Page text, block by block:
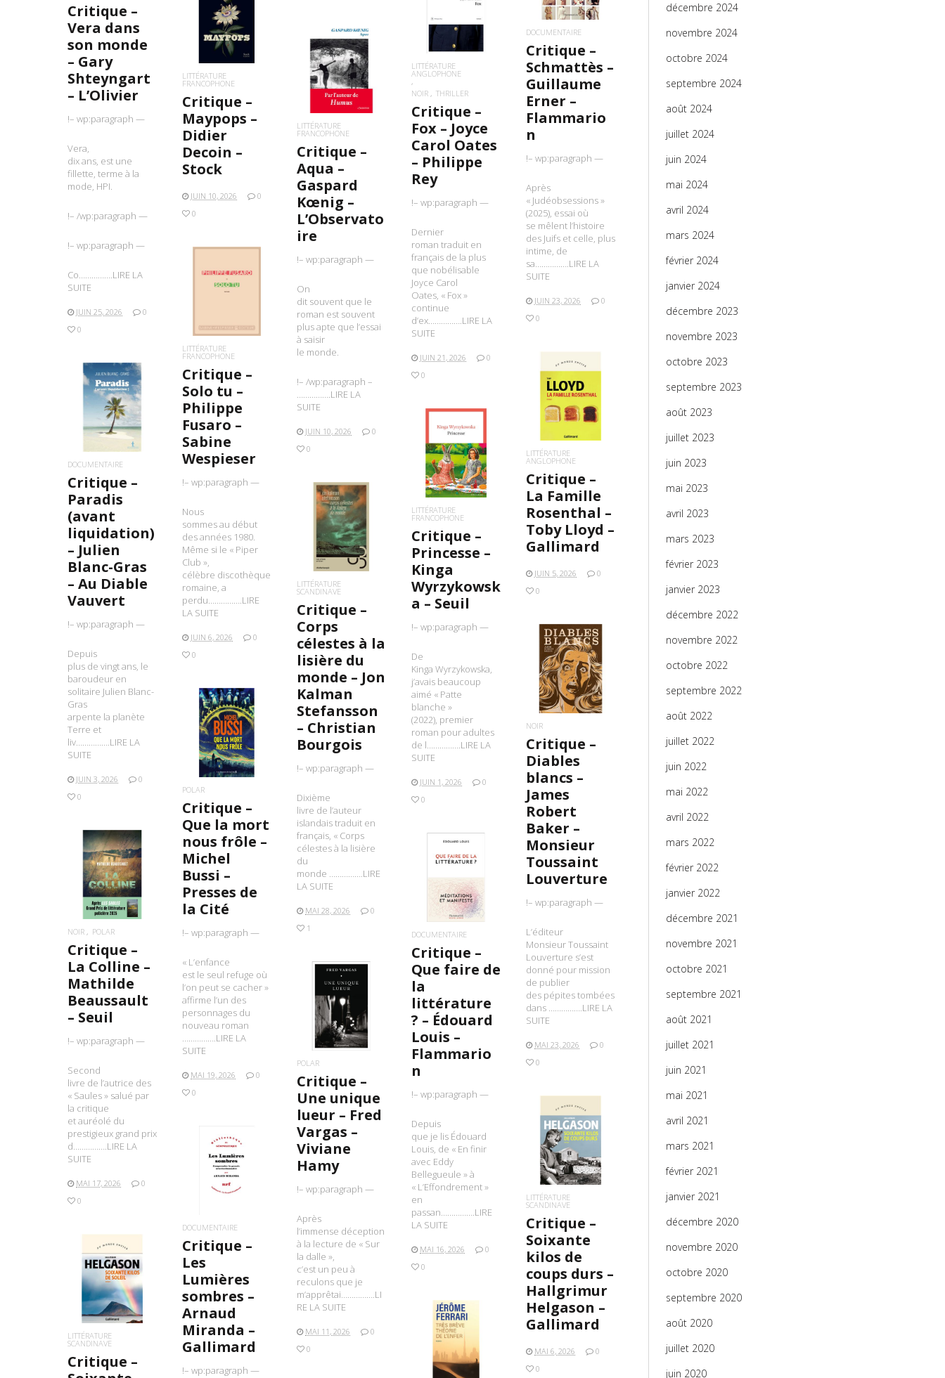
Critique –
Vera dans
son monde
– Gary
Shteyngart
– L’Olivier
!– wp:paragraph —
Vera,
dix ans, est une
fillette, terme à la
mode, HPI.
!– /wp:paragraph —
!– wp:paragraph —
Co…………….LIRE LA
SUITE
JUIN 25, 2026
0
0
DOCUMENTAIRE
Critique –
Schmattès –
Guillaume
Erner –
Flammario
n
!– wp:paragraph —
Après
« Judéobsessions »
(2025), essai où
se mêlent l’histoire
des Juifs et celle, plus
intime, de
sa…………….LIRE LA
SUITE
JUIN 23, 2026
0
0
LIRE LA SUITE
LITTÉRATURE
ANGLOPHONE
NOIR
THRILLER
Critique –
Fox – Joyce
Carol Oates
– Philippe
Rey
!– wp:paragraph —
Dernier
roman traduit en
français de la plus
que nobélisable
Joyce Carol
Oates, « Fox »
continue
d’ex…………….LIRE LA
SUITE
JUIN 21, 2026
0
0
LIRE LA SUITE
LITTÉRATURE
FRANCOPHONE
Critique –
Maypops –
Didier
Decoin –
Stock
JUIN 10, 2026
0
0
LIRE LA SUITE
LITTÉRATURE
FRANCOPHONE
Critique –
Aqua –
Gaspard
Kœnig –
L’Observato
ire
!– wp:paragraph —
On
dit souvent que le
roman est souvent
plus apte que l’essai
à saisir
le monde.
!– /wp:paragraph –
…………….LIRE LA
SUITE
JUIN 10, 2026
0
0
LIRE LA SUITE
LITTÉRATURE
FRANCOPHONE
Critique –
Solo tu –
Philippe
Fusaro –
Sabine
Wespieser
!– wp:paragraph —
Nous
sommes au début
des années 1980.
Même si le « Piper
Club »,
célèbre discothèque
romaine, a
perdu…………….LIRE
LA SUITE
JUIN 6, 2026
0
0
LIRE LA SUITE
LITTÉRATURE
ANGLOPHONE
Critique –
La Famille
Rosenthal –
Toby Lloyd –
Gallimard
JUIN 5, 2026
0
0
LIRE LA SUITE
DOCUMENTAIRE
Critique –
Paradis
(avant
liquidation)
– Julien
Blanc-Gras
– Au Diable
Vauvert
!– wp:paragraph —
Depuis
plus de vingt ans, le
baroudeur en
solitaire Julien Blanc-
Gras
arpente la planète
Terre et
liv…………….LIRE LA
SUITE
JUIN 3, 2026
0
0
LIRE LA SUITE
LITTÉRATURE
FRANCOPHONE
Critique –
Princesse –
Kinga
Wyrzykowsk
a – Seuil
!– wp:paragraph —
De
Kinga Wyrzykowska,
j’avais beaucoup
aimé « Patte
blanche »
(2022), premier
roman pour adultes
de l…………….LIRE LA
SUITE
JUIN 1, 2026
0
0
LIRE LA SUITE
LITTÉRATURE
SCANDINAVE
Critique –
Corps
célestes à la
lisière du
monde – Jon
Kalman
Stefansson
– Christian
Bourgois
!– wp:paragraph —
Dixième
livre de l’auteur
islandais traduit en
français, « Corps
célestes à la lisière
du
monde …………….LIRE
LA SUITE
MAI 28, 2026
0
1
LIRE LA SUITE
NOIR
Critique –
Diables
blancs –
James
Robert
Baker –
Monsieur
Toussaint
Louverture
!– wp:paragraph —
L’éditeur
Monsieur Toussaint
Louverture s’est
donné pour mission
de publier
des pépites tombées
dans …………….LIRE LA
SUITE
MAI 23, 2026
0
0
LIRE LA SUITE
POLAR
Critique –
Que la mort
nous frôle –
Michel
Bussi –
Presses de
la Cité
!– wp:paragraph —
« L’enfance
est le seul refuge où
l’on peut se cacher »
affirme l’un des
personnages du
nouveau roman
…………….LIRE LA
SUITE
MAI 19, 2026
0
0
LIRE LA SUITE
NOIR POLAR
Critique –
La Colline –
Mathilde
Beaussault
– Seuil
!– wp:paragraph —
Second
livre de l’autrice des
« Saules » salué par
la critique
et auréolé du
prestigieux grand prix
d…………….LIRE LA
SUITE
MAI 17, 2026
0
0
LIRE LA SUITE
DOCUMENTAIRE
Critique –
Que faire de
la
littérature
? – Édouard
Louis –
Flammario
n
!– wp:paragraph —
Depuis
que je lis Édouard
Louis, de « En finir
avec Eddy
Bellegueule » à
« L’Effondrement »
en
passan…………….LIRE
LA SUITE
MAI 16, 2026
0
0
LIRE LA SUITE
POLAR
Critique –
Une unique
lueur – Fred
Vargas –
Viviane
Hamy
!– wp:paragraph —
Après
l’immense déception
à la lecture de « Sur
la dalle »,
c’est un peu à
reculons que je
m’apprêtai…………….LI
RE LA SUITE
MAI 11, 2026
0
0
LIRE LA SUITE
LITTÉRATURE
SCANDINAVE
Critique –
Soixante
kilos de
coups durs –
Hallgrimur
Helgason –
Gallimard
MAI 6, 2026
0
0
LIRE LA SUITE
DOCUMENTAIRE
Critique –
Les
Lumières
sombres –
Arnaud
Miranda –
Gallimard
!– wp:paragraph —
LIRE LA SUITE
LITTÉRATURE
SCANDINAVE
Critique –
LIRE LA SUITE
décembre 2024
novembre 2024
octobre 2024
septembre 2024
août 2024
juillet 2024
juin 2024
mai 2024
avril 2024
mars 2024
février 2024
janvier 2024
décembre 2023
novembre 2023
octobre 2023
septembre 2023
août 2023
juillet 2023
juin 2023
mai 2023
avril 2023
mars 2023
février 2023
janvier 2023
décembre 2022
novembre 2022
octobre 2022
septembre 2022
août 2022
juillet 2022
juin 2022
mai 2022
avril 2022
mars 2022
février 2022
janvier 2022
décembre 2021
novembre 2021
octobre 2021
septembre 2021
août 2021
juillet 2021
juin 2021
mai 2021
avril 2021
mars 2021
février 2021
janvier 2021
décembre 2020
novembre 2020
octobre 2020
septembre 2020
août 2020
juillet 2020
juin 2020